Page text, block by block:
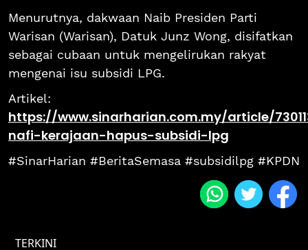
Menurutnya, dakwaan Naib Presiden Parti
Warisan (Warisan), Datuk Junz Wong, disifatkan
sebagai cubaan untuk mengelirukan rakyat
mengenai isu subsidi LPG.
Artikel:
https://www.sinarharian.com.my/article/
nafi-kerajaan-hapus-subsidi-lpg
#SinarHarian #BeritaSemasa #subsidilpg #KPDN
TERKINI